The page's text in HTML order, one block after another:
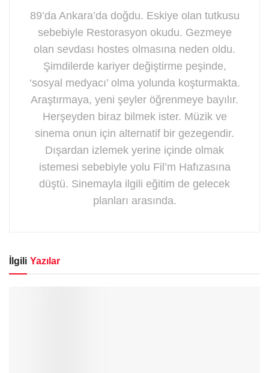
89’da Ankara’da doğdu. Eskiye olan tutkusu
sebebiyle Restorasyon okudu. Gezmeye
olan sevdası hostes olmasına neden oldu.
Şimdilerde kariyer değiştirme peşinde,
‘sosyal medyacı’ olma yolunda koşturmakta.
Araştırmaya, yeni şeyler öğrenmeye bayılır.
Herşeyden biraz bilmek ister. Müzik ve
sinema onun için alternatif bir gezegendir.
Dışardan izlemek yerine içinde olmak
istemesi sebebiyle yolu Fil’m Hafızasına
düştü. Sinemayla ilgili eğitim de gelecek
planları arasında.
İlgili Yazılar